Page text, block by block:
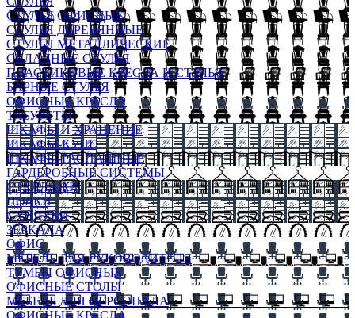
СТУЛЬЯ ОФИСНЫЕ
СТУЛЬЯ ДЕРЕВЯННЫЕ
СТУЛЬЯ МЕТАЛЛИЧЕСКИЕ
СКЛАДНЫЕ СТУЛЬЯ
ПЛАСТИКОВЫЕ КРЕСЛА И СТУЛЬЯ
БАРНЫЕ СТУЛЬЯ
ОФИСНЫЕ КРЕСЛА
ТАБУРЕТЫ
ШКАФЫ И ХРАНЕНИЕ
ШКАФЫ-КУПЕ
ШКАФЫ-РАСПАШНЫЕ
ГАРДЕРОБНЫЕ СИСТЕМЫ
СТЕЛЛАЖИ
ПОЛКИ
СУНДУКИ
ЗЕРКАЛА
ОФИС
МЕБЕЛЬ ДЛЯ РУКОВОДИТЕЛЯ
ТУМБЫ ОФИСНЫЕ
ОФИСНЫЕ СТОЛЫ
МЕБЕЛЬ ДЛЯ ПЕРСОНАЛА